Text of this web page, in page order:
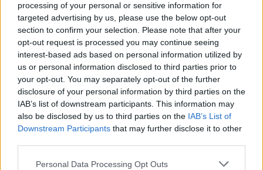
processing of your personal or sensitive information for
targeted advertising by us, please use the below opt-out
section to confirm your selection. Please note that after your
opt-out request is processed you may continue seeing
interest-based ads based on personal information utilized by
us or personal information disclosed to third parties prior to
your opt-out. You may separately opt-out of the further
disclosure of your personal information by third parties on the
IAB’s list of downstream participants. This information may
also be disclosed by us to third parties on the IAB’s List of
Downstream Participants that may further disclose it to other
Please note that this website/app uses one or more Google
Personal Data Processing Opt Outs
Ελλάδα|13.08.2019 22:00
Λεπτό προς λεπτό οι εξελίξεις από τη
φωτιά που κατακαίει την Εύβοια
Ενημερωθείτε από το ethnos.gr για όλες τις